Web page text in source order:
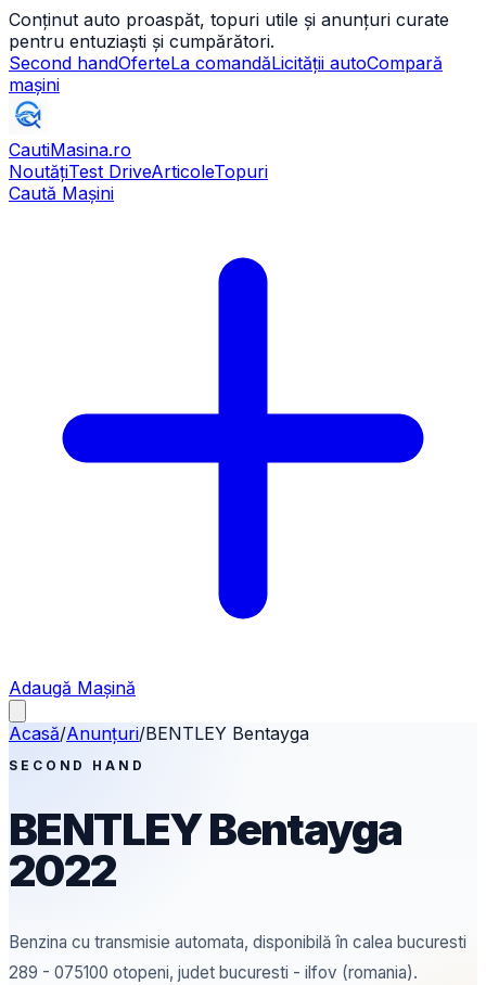
Conținut auto proaspăt, topuri utile și anunțuri curate
pentru entuziaști și cumpărători.
Second handOferteLa comandăLicității autoCompară
mașini
CautiMasina.ro
NoutățiTest DriveArticoleTopuri
Caută Mașini
Adaugă Mașină
Acasă/Anunțuri/BENTLEY Bentayga
SECOND HAND
BENTLEYBentayga
2022
Benzina cu transmisie automata, disponibilă în calea bucuresti
289 - 075100 otopeni, judet bucuresti - ilfov (romania).